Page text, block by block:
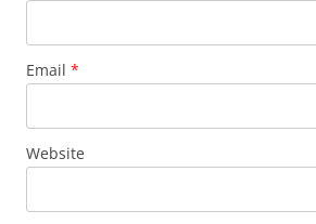
Email *
Website